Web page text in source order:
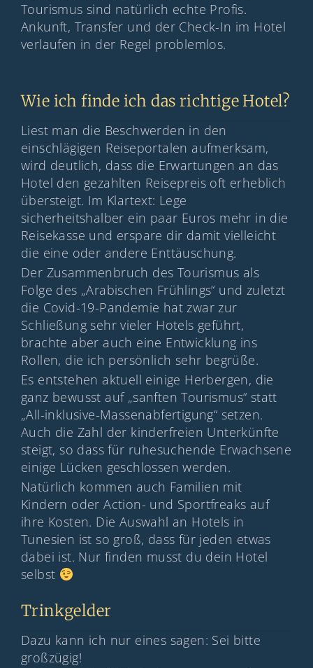
Tourismus sind natürlich echte Profis.
Ankunft, Transfer und der Check-In im Hotel
verlaufen in der Regel problemlos.
Wie ich finde ich das richtige Hotel?
Liest man die Beschwerden in den
einschlägigen Reiseportalen aufmerksam,
wird deutlich, dass die Erwartungen an das
Hotel den gezahlten Reisepreis oft erheblich
übersteigt. Im Klartext: Lege
sicherheitshalber ein paar Euros mehr in die
Reisekasse und erspare dir damit vielleicht
die eine oder andere Enttäuschung.
Der Zusammenbruch des Tourismus als
Folge des „Arabischen Frühlings“ und zuletzt
die Covid-19-Pandemie hat zwar zur
Schließung sehr vieler Hotels geführt,
brachte aber auch eine Entwicklung ins
Rollen, die ich persönlich sehr begrüße.
Es entstehen aktuell einige Herbergen, die
ganz bewusst auf „sanften Tourismus“ statt
„All-inklusive-Massenabfertigung“ setzen.
Auch die Zahl der kinderfreien Unterkünfte
steigt, so dass für ruhesuchende Erwachsene
einige Lücken geschlossen werden.
Natürlich kommen auch Familien mit
Kindern oder Action- und Sportfreaks auf
ihre Kosten. Die Auswahl an Hotels in
Tunesien ist so groß, dass für jeden etwas
dabei ist. Nur finden musst du dein Hotel
selbst
Trinkgelder
Dazu kann ich nur eines sagen: Sei bitte
großzügig!